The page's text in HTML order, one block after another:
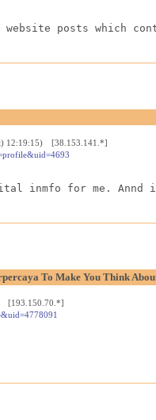
posts which
12:19:15) [38.153.141.*]
inmfo for me. Annd
To Make You Think
[193.150.70.*]